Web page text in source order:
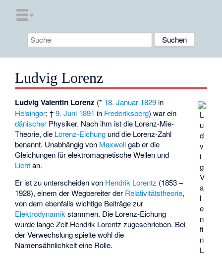
Ludvig Lorenz
L
u
d
v
i
g
V
a
l
e
n
ti
n
L
Ludvig Valentin Lorenz (* 18. Januar 1829 in
Helsingør; †9. Juni 1891 in Frederiksberg) war ein
dänischer Physiker. Nach ihm ist die Lorenz-Mie-
Theorie, die Lorenz-Eichung und die Lorenz-Zahl
benannt. Unabhängig von Maxwellgab er die
Gleichungen fürelektromagnetische Wellen und
Lichtan.
Er ist zu unterscheiden von Hendrik Lorentz (1853 –
1928), einem der Wegbereiter der Relativitätstheorie,
von dem ebenfalls wichtige Beiträge zur
Elektrodynamik stammen. Die Lorenz-Eichung
wurde lange Zeit Hendrik Lorentz zugeschrieben. Bei
der Verwechslung spielte wohl die
Namensähnlichkeit eine Rolle.